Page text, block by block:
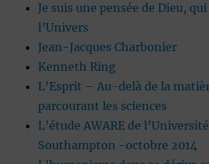
Je suis une pensée de Dieu,
l’Univers
Jean-Jacques Charbonier
Kenneth Ring
L’Esprit – Au-delà de la
parcourant les sciences
L’étude AWARE de
Southampton -octobre 2014